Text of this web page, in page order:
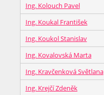
Ing. Kolouch Pavel
Ing. Koukal František
Ing. Koukol Stanislav
Ing. Kovalovská Marta
Ing. Kravčenková Světlana
Ing. Krejčí Zdeněk